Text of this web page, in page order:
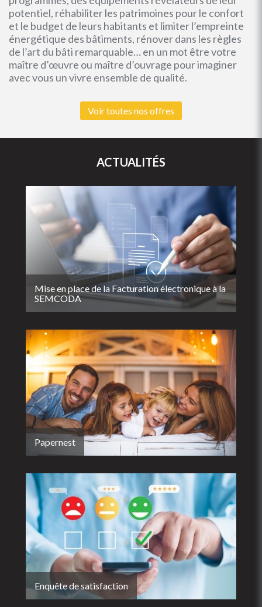
potentiel, réhabiliter les patrimoines pour le confort
et le budget de leurs habitants et limiter l’empreinte
énergétique des bâtiments, rénover dans les règles
de l’art du bâti remarquable… en un mot être votre
maître d’œuvre ou maître d’ouvrage pour imaginer
avec vous un vivre ensemble de qualité.
Voir toutes nos offres
ACTUALITÉS
Mise en place de la Facturation électronique à la
SEMCODA
Papernest
Enquête de satisfaction